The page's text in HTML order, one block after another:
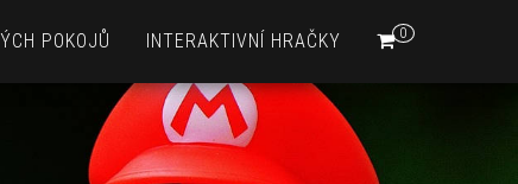
0
POKOJŮ INTERAKTIVNÍ HRAČKY